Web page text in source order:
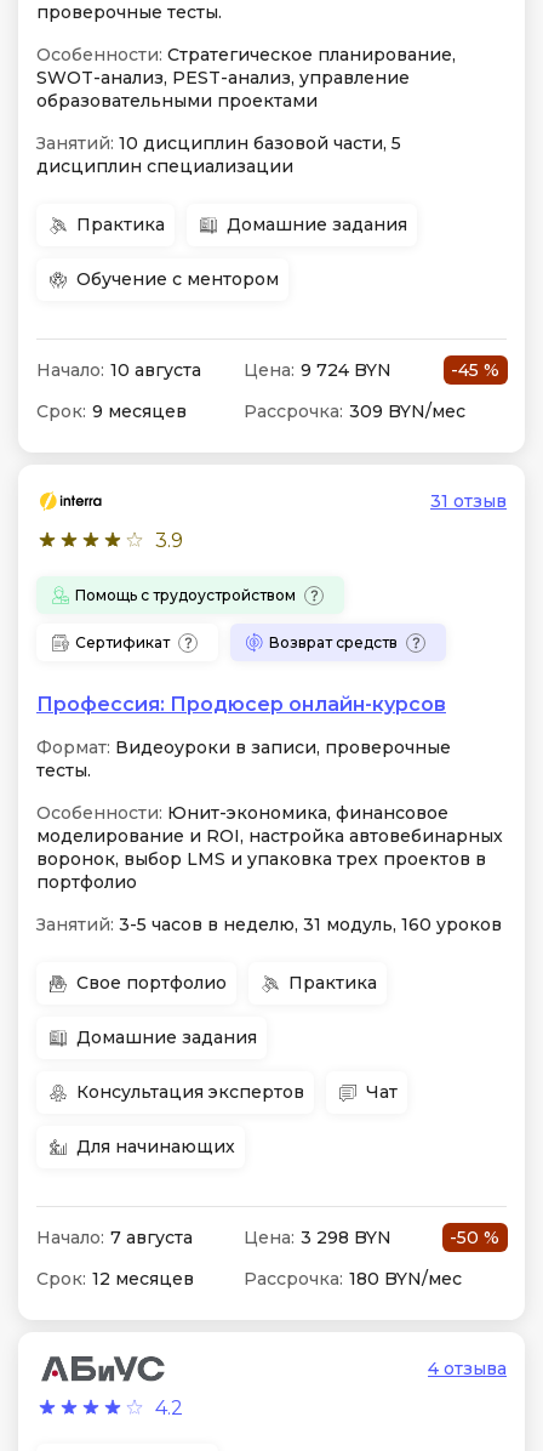
проверочные тесты.
Особенности: Стратегическое планирование,
SWOT-анализ, PEST-анализ, управление
образовательными проектами
Занятий: 10 дисциплин базовой части, 5
дисциплин специализации
Практика Домашние задания
Обучение с ментором
Начало: 10 августа Цена: 9 724 BYN
-45 %
Срок: 9 месяцев Рассрочка: 309 BYN/мес
3.9
31 отзыв
Помощь с трудоустройством
Сертификат Возврат средств
Профессия: Продюсер онлайн-курсов
Формат: Видеоуроки в записи, проверочные
тесты.
Особенности: Юнит-экономика, финансовое
моделирование и ROI, настройка автовебинарных
воронок, выбор LMS и упаковка трех проектов в
портфолио
Занятий: 3-5 часов в неделю, 31 модуль, 160 уроков
Свое портфолио Практика
Домашние задания
Консультация экспертов Чат
Для начинающих
Начало: 7 августа Цена: 3 298 BYN
-50 %
Срок: 12 месяцев Рассрочка: 180 BYN/мес
4.2
4 отзыва